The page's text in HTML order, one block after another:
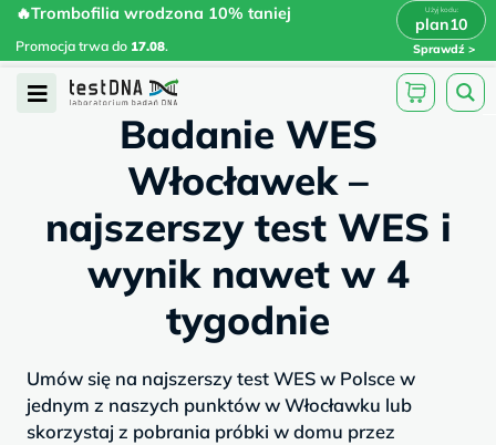
Skip
content
🔥Trombofilia wrodzona 10% taniej
Promocja trwa do 17.08.
plan10
Sprawdź
🔥Trombofilia wrodzona 10% taniej
plan10 x
Open
testdna.pl
Badanie WES
Włocławek –
najszerszy test WES i
wynik nawet w 4
tygodnie
Umów się na najszerszy test WES w Polsce w
jednym z naszych punktów w Włocławku lub
skorzystaj z pobrania próbki w domu przez